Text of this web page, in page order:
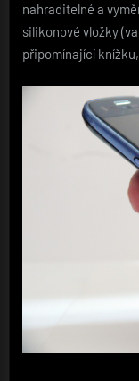
nahraditelné a
silikonové vložky
připomínající